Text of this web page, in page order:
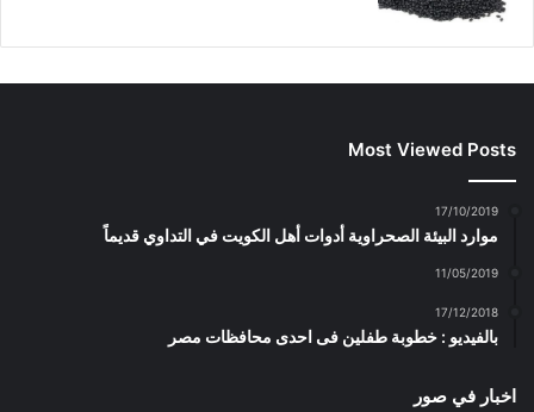
Most Viewed Posts
17/10/2019
موارد البيئة الصحراوية أدوات أهل الكويت في التداوي قديماً
11/05/2019
17/12/2018
بالفيديو : خطوبة طفلين فى احدى محافظات مصر
اخبار في صور